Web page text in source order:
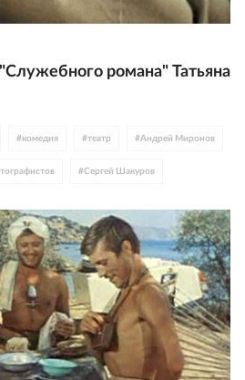
романа" Татьяна
#комедия #театр #Андрей Миронов
#Сергей Шакуров